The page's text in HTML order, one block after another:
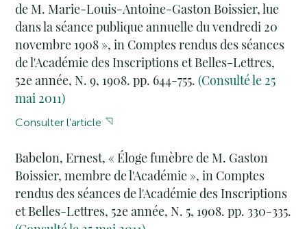
de M. Marie-Louis-Antoine-Gaston Boissier, lue
dans la séance publique annuelle du vendredi 20
novembre 1908 », in Comptes rendus des séances
de l'Académie des Inscriptions et Belles-Lettres,
52e année, N. 9, 1908. pp. 644-755.(Consulté le 25
mai 2011)
Consulter l'article
Babelon, Ernest, « Éloge funèbre de M. Gaston
Boissier, membre de l'Académie », in Comptes
rendus des séances de l'Académie des Inscriptions
et Belles-Lettres, 52e année, N. 5, 1908. pp. 330-335.